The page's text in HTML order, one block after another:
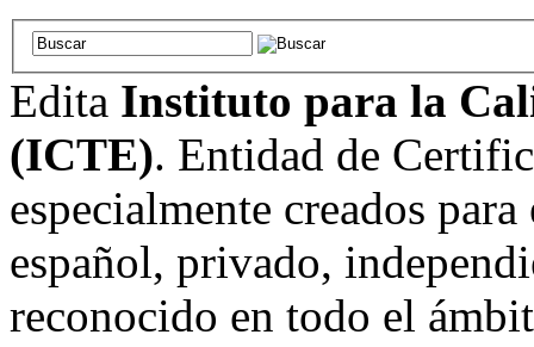
Edita Instituto para la
(ICTE). Entidad de
especialmente creados
español, privado,
reconocido en todo el